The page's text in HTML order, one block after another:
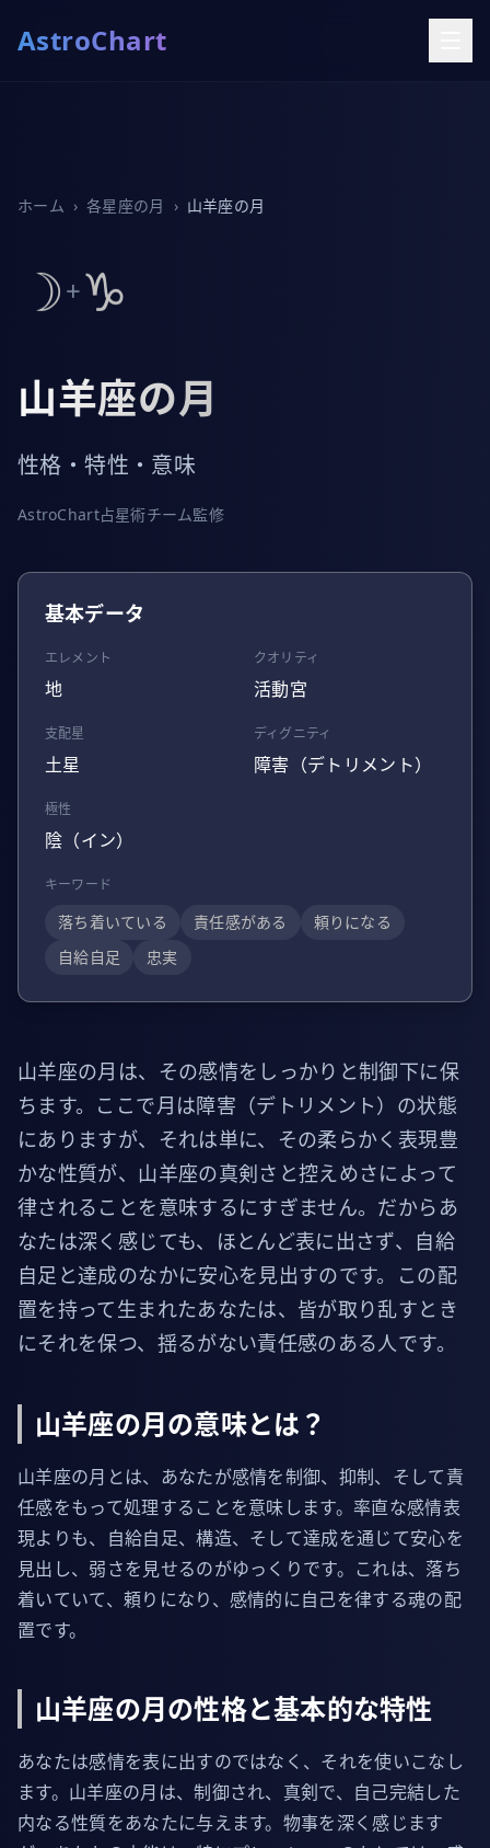
AstroChart
ホーム › 各星座の月 › 山羊座の月
☽+♑
山羊座の月
性格・特性・意味
AstroChart占星術チーム監修
基本データ
エレメント
地
クオリティ
活動宮
支配星
土星
ディグニティ
障害（デトリメント）
極性
陰（イン）
キーワード
落ち着いている 責任感がある
頼りになる
自給自足
忠実
山羊座の月は、その感情をしっかりと制御下に保
ちます。ここで月は障害（デトリメント）の状態
にありますが、それは単に、その柔らかく表現豊
かな性質が、山羊座の真剣さと控えめさによって
律されることを意味するにすぎません。だからあ
なたは深く感じても、ほとんど表に出さず、自給
自足と達成のなかに安心を見出すのです。この配
置を持って生まれたあなたは、皆が取り乱すとき
にそれを保つ、揺るがない責任感のある人です。
山羊座の月の意味とは？
山羊座の月とは、あなたが感情を制御、抑制、そして責
任感をもって処理することを意味します。率直な感情表
現よりも、自給自足、構造、そして達成を通じて安心を
見出し、弱さを見せるのがゆっくりです。これは、落ち
着いていて、頼りになり、感情的に自己を律する魂の配
置です。
山羊座の月の性格と基本的な特性
あなたは感情を表に出すのではなく、それを使いこなし
ます。山羊座の月は、制御され、真剣で、自己完結した
内なる性質をあなたに与えます。物事を深く感じます